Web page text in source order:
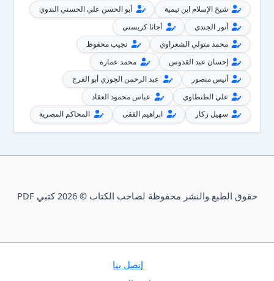
شيخ الإسلام ابن تيمية
أبو الحسن علي الحسني الندوي
أنور الجندي
أجاثا كريستي
محمد متولي الشعراوي
نجيب محفوظ
إحسان عبد القدوس
محمد عمارة
أنيس منصور
عبد الرحمن الجوزي أبو الفرج
علي الطنطاوي
عباس محمود العقاد
سهيل زكار
ابراهيم الفقى المحاكم المصرية
حقوق الطبع والنشر محفوظة لصاحب الكتاب © 2026 كتبي PDF
إتصل بنا